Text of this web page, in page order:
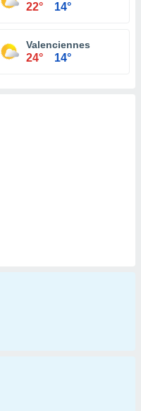
22° 14°
Valenciennes
24° 14°